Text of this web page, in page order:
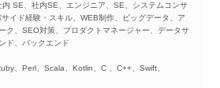
SE、社内SE、エンジニア、SE、システムコンサ
イド経験・スキル、WEB制作、ビッグデータ、ア
ク、SEO対策、プロダクトマネージャー、データサ
ド、バックエンド
、Perl、Scala、Kotlin、C 、C++、Swift、